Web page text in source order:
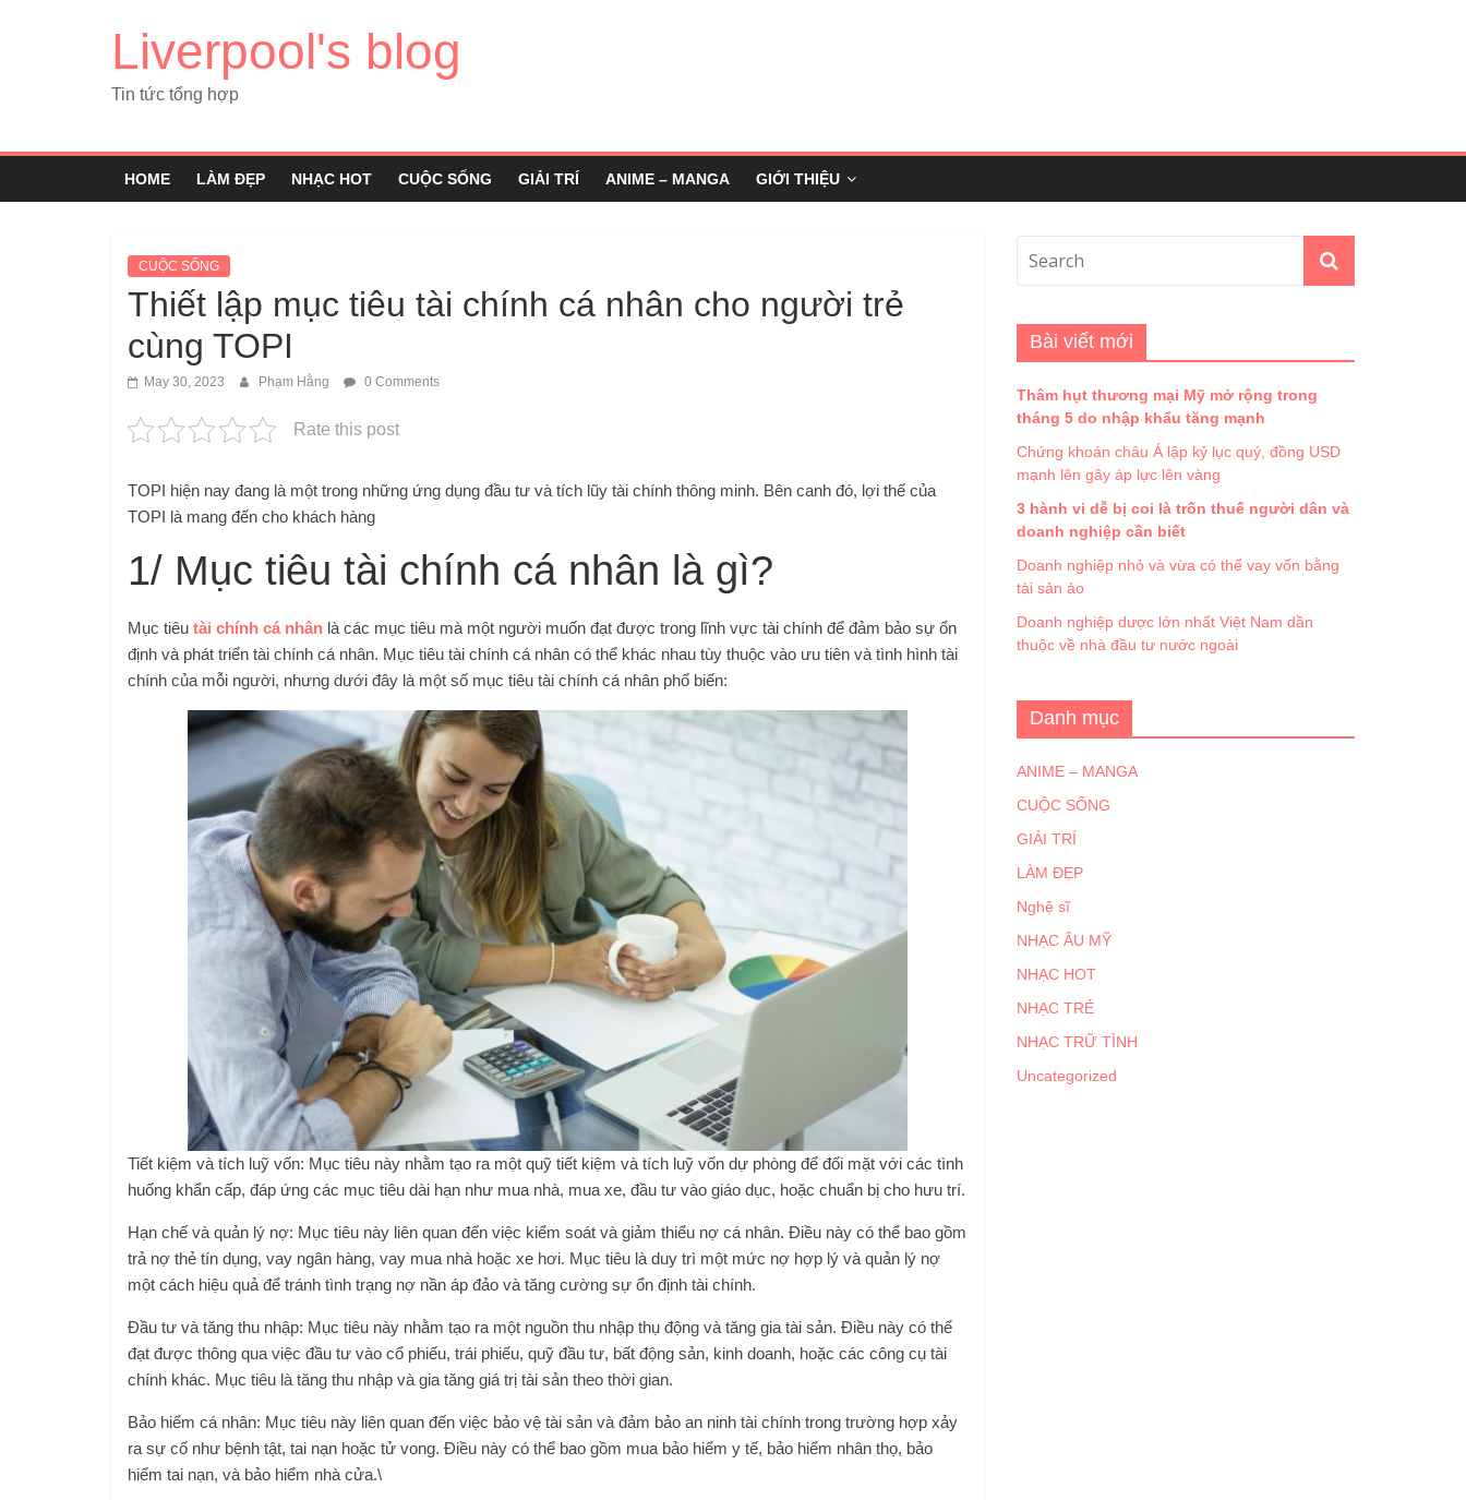
Liverpool's blog
Tin tức tổng hợp
HOME LÀM ĐẸP NHẠC HOT CUỘC SỐNG GIẢI TRÍ ANIME – MANGA GIỚI THIỆU
CUỘC SỐNG
Thiết lập mục tiêu tài chính cá nhân cho người trẻ
cùng TOPI
May 30, 2023 Phạm Hằng 0 Comments
Rate this post
TOPI hiện nay đang là một trong những ứng dụng đầu tư và tích lũy tài chính thông minh. Bên canh đó, lợi thế của
TOPI là mang đến cho khách hàng
1/ Mục tiêu tài chính cá nhân là gì?
Mục tiêu tài chính cá nhân là các mục tiêu mà một người muốn đạt được trong lĩnh vực tài chính để đảm bảo sự ổn
định và phát triển tài chính cá nhân. Mục tiêu tài chính cá nhân có thể khác nhau tùy thuộc vào ưu tiên và tình hình tài
chính của mỗi người, nhưng dưới đây là một số mục tiêu tài chính cá nhân phổ biến:
Tiết kiệm và tích luỹ vốn: Mục tiêu này nhằm tạo ra một quỹ tiết kiệm và tích luỹ vốn dự phòng để đối mặt với các tình
huống khẩn cấp, đáp ứng các mục tiêu dài hạn như mua nhà, mua xe, đầu tư vào giáo dục, hoặc chuẩn bị cho hưu trí.
Hạn chế và quản lý nợ: Mục tiêu này liên quan đến việc kiểm soát và giảm thiểu nợ cá nhân. Điều này có thể bao gồm
trả nợ thẻ tín dụng, vay ngân hàng, vay mua nhà hoặc xe hơi. Mục tiêu là duy trì một mức nợ hợp lý và quản lý nợ
một cách hiệu quả để tránh tình trạng nợ nần áp đảo và tăng cường sự ổn định tài chính.
Đầu tư và tăng thu nhập: Mục tiêu này nhằm tạo ra một nguồn thu nhập thụ động và tăng gia tài sản. Điều này có thể
đạt được thông qua việc đầu tư vào cổ phiếu, trái phiếu, quỹ đầu tư, bất động sản, kinh doanh, hoặc các công cụ tài
chính khác. Mục tiêu là tăng thu nhập và gia tăng giá trị tài sản theo thời gian.
Bảo hiểm cá nhân: Mục tiêu này liên quan đến việc bảo vệ tài sản và đảm bảo an ninh tài chính trong trường hợp xảy
ra sự cố như bệnh tật, tai nạn hoặc tử vong. Điều này có thể bao gồm mua bảo hiểm y tế, bảo hiểm nhân thọ, bảo
hiểm tai nạn, và bảo hiểm nhà cửa.\
Bài viết mới
Thâm hụt thương mại Mỹ mở rộng trong
tháng 5 do nhập khẩu tăng mạnh
Chứng khoán châu Á lập kỷ lục quý, đồng USD
mạnh lên gây áp lực lên vàng
3 hành vi dễ bị coi là trốn thuế người dân và
doanh nghiệp cần biết
Doanh nghiệp nhỏ và vừa có thể vay vốn bằng
tài sản ảo
Doanh nghiệp dược lớn nhất Việt Nam dần
thuộc về nhà đầu tư nước ngoài
Danh mục
ANIME – MANGA
CUỘC SỐNG
GIẢI TRÍ
LÀM ĐẸP
Nghệ sĩ
NHẠC ÂU MỸ
NHẠC HOT
NHẠC TRẺ
NHẠC TRỮ TÌNH
Uncategorized